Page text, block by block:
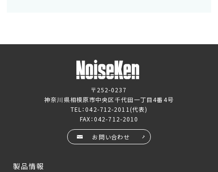
〒252-0237
神奈川県相模原市中央区千代田一丁目4番4号
TEL：042-712-2011(代表)
FAX：042-712-2010
お問い合わせ
製品情報